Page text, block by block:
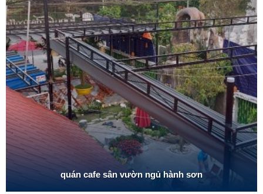
quán cafe sân vườn ngủ hành sơn